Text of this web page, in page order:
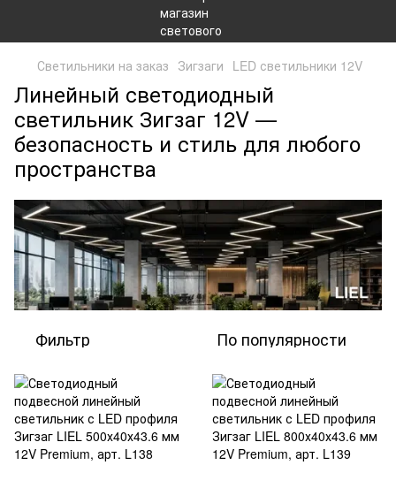
Светильники на заказ Зигзаги LED светильники 12V
Линейный светодиодный
светильник Зигзаг 12V —
безопасность и стиль для любого
пространства
Фильтр По популярности